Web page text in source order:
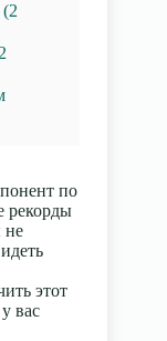
по
рекорды
не
этот
вас